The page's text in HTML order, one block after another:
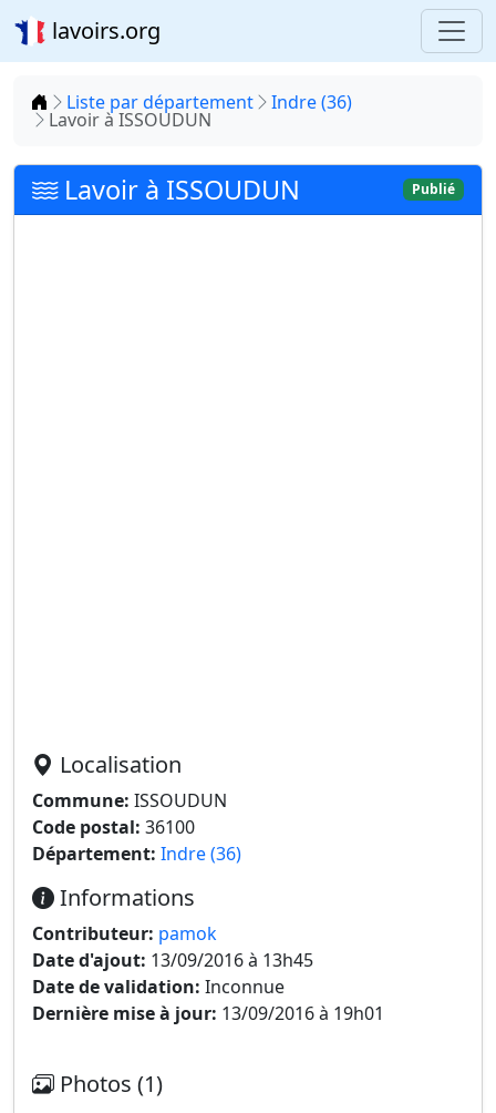
lavoirs.org
Accueil
Liste par département Indre (36)
Lavoir à ISSOUDUN
Lavoir à ISSOUDUN Publié
Localisation
Commune: ISSOUDUN
Code postal: 36100
Département: Indre (36)
Informations
Contributeur: pamok
Date d'ajout: 13/09/2016 à 13h45
Date de validation: Inconnue
Dernière mise à jour: 13/09/2016 à 19h01
Photos (1)